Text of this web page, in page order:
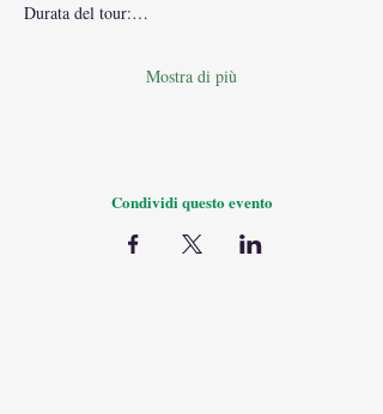
Durata del tour:…
Mostra di più
Condividi questo evento